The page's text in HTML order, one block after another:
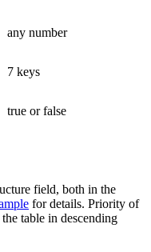
any number
7 keys
true or false
field, both in the
for details. Priority of
table in descending